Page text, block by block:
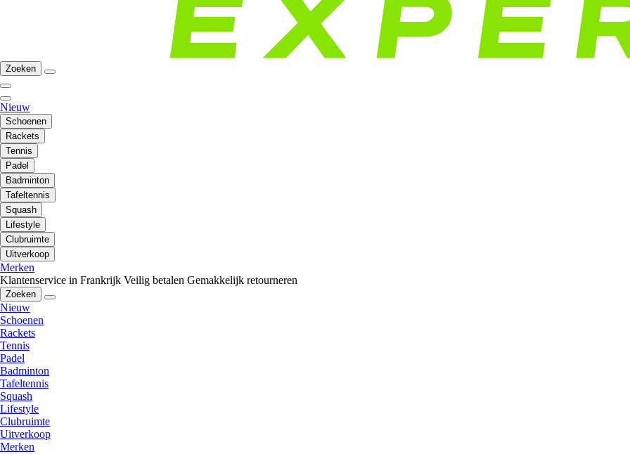
Zoeken
Nieuw
Schoenen
Rackets
Tennis
Padel
Badminton
Tafeltennis
Squash
Lifestyle
Clubruimte
Uitverkoop
Merken
Klantenservice in Frankrijk Veilig betalen Gemakkelijk retourneren
Zoeken
Nieuw
Schoenen
Rackets
Tennis
Padel
Badminton
Tafeltennis
Squash
Lifestyle
Clubruimte
Uitverkoop
Merken